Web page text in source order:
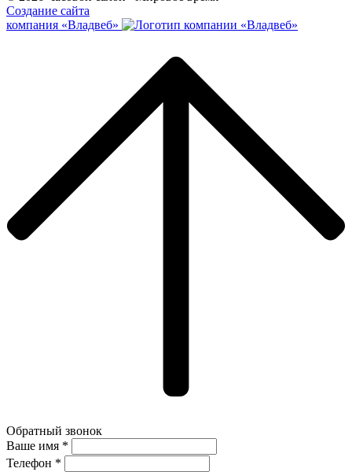
Создание сайта
компания «Владвеб»
Обратный звонок
Ваше имя *
Ваше имя *
Телефон *